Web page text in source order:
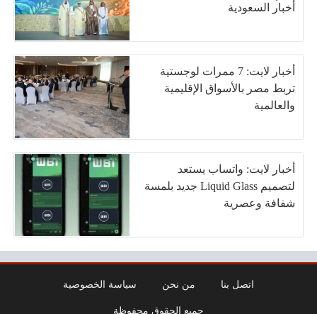
أخبار السعودية
أخبار لايت: 7 ممرات لوجستية
تربط مصر بالأسواق الإقليمية
والعالمية
أخبار لايت: واتساب يستعد
لتصميم Liquid Glass جديد بلمسة
شفافة وعصرية
اتصل بنا من نحن سياسة الخصوصية
جميع الحقوق محفوظة